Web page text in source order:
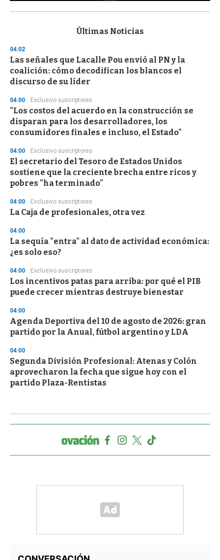
s
d
s
o
f
3
s
e
o
n
Últimas Noticias
04:02
Las señales que Lacalle Pou envió al PN y la
coalición: cómo decodifican los blancos el
discurso de su líder
04:00 Exclusivo suscriptores
"Los costos del acuerdo en la construcción se
disparan para los desarrolladores, los
consumidores finales e incluso, el Estado"
04:00 Exclusivo suscriptores
El secretario del Tesoro de Estados Unidos
sostiene que la creciente brecha entre ricos y
pobres "ha terminado"
04:00 Exclusivo suscriptores
La Caja de profesionales, otra vez
04:00
La sequía "entra" al dato de actividad económica:
¿es solo eso?
04:00 Exclusivo suscriptores
Los incentivos patas para arriba: por qué el PIB
puede crecer mientras destruye bienestar
04:00
Agenda Deportiva del 10 de agosto de 2026: gran
partido por la Anual, fútbol argentino y LDA
04:00
Segunda División Profesional: Atenas y Colón
aprovecharon la fecha que sigue hoy con el
partido Plaza-Rentistas